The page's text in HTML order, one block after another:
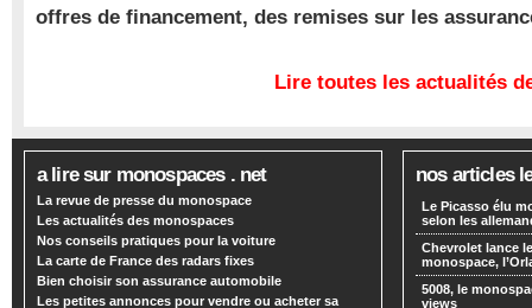
offres de financement, des remises sur les
Lire toutes les actualités
a lire sur monospaces . net
La revue de presse du monospace
Les actualités des monospaces
Nos conseils pratiques pour la voiture
La carte de France des radars fixes
Bien choisir son assurance automobile
Les petites annonces pour vendre ou acheter sa
nos articles
Le Picasso élu
selon les
Chevrolet lance
monospace,
5008, le
views